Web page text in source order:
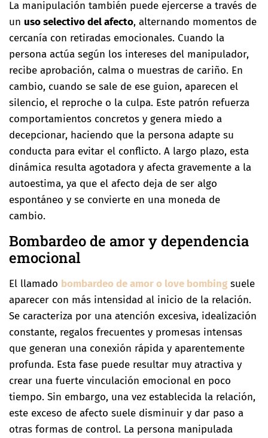
La manipulación también puede ejercerse a través de
un uso selectivo del afecto, alternando momentos de
cercanía con retiradas emocionales. Cuando la
persona actúa según los intereses del manipulador,
recibe aprobación, calma o muestras de cariño. En
cambio, cuando se sale de ese guion, aparecen el
silencio, el reproche o la culpa. Este patrón refuerza
comportamientos concretos y genera miedo a
decepcionar, haciendo que la persona adapte su
conducta para evitar el conflicto. A largo plazo, esta
dinámica resulta agotadora y afecta gravemente a la
autoestima, ya que el afecto deja de ser algo
espontáneo y se convierte en una moneda de
cambio.
Bombardeo de amor y dependencia
emocional
El llamado bombardeo de amor o love bombing suele
aparecer con más intensidad al inicio de la relación.
Se caracteriza por una atención excesiva, idealización
constante, regalos frecuentes y promesas intensas
que generan una conexión rápida y aparentemente
profunda. Esta fase puede resultar muy atractiva y
crear una fuerte vinculación emocional en poco
tiempo. Sin embargo, una vez establecida la relación,
este exceso de afecto suele disminuir y dar paso a
otras formas de control. La persona manipulada